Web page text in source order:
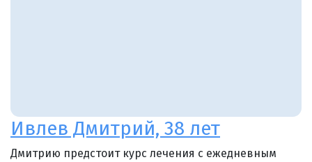
Ивлев Дмитрий, 38 лет
Дмитрию предстоит курс лечения с ежедневным